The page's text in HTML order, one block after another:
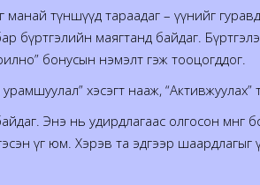
түншүүд тараадаг – үүнийг
бүртгэлийн маягтанд байдаг.
бонусын нэмэлт гэж тооцогддог.
хэсэгт нааж, “Активжуулах”
Энэ нь удирдлагаас олгосон
үг юм. Хэрэв та эдгээр